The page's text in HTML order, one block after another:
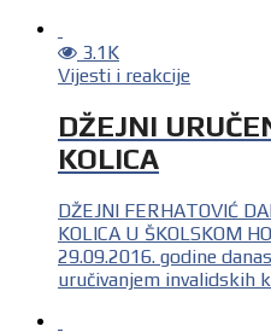
3.1K
Vijesti i reakcije
DŽEJNI
KOLICA
DŽEJNI FERHATOVIĆ
KOLICA U ŠKOLSKOM
29.09.2016. godine
uručivanjem invalidskih